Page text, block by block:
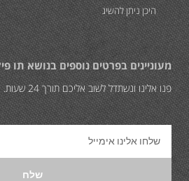
היכן ניתן להשיג
מעוניינים בפרטים נוספים בנושא תו
פנו אלינו ונשתדל לשוב אליכם תורך 24 שעות.
שלח